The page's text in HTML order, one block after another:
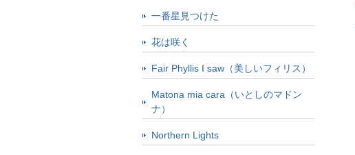
一番星見つけた
花は咲く
Fair Phyllis I saw（美しいフィリス）
Matona mia cara（いとしのマドン
ナ）
Northern Lights